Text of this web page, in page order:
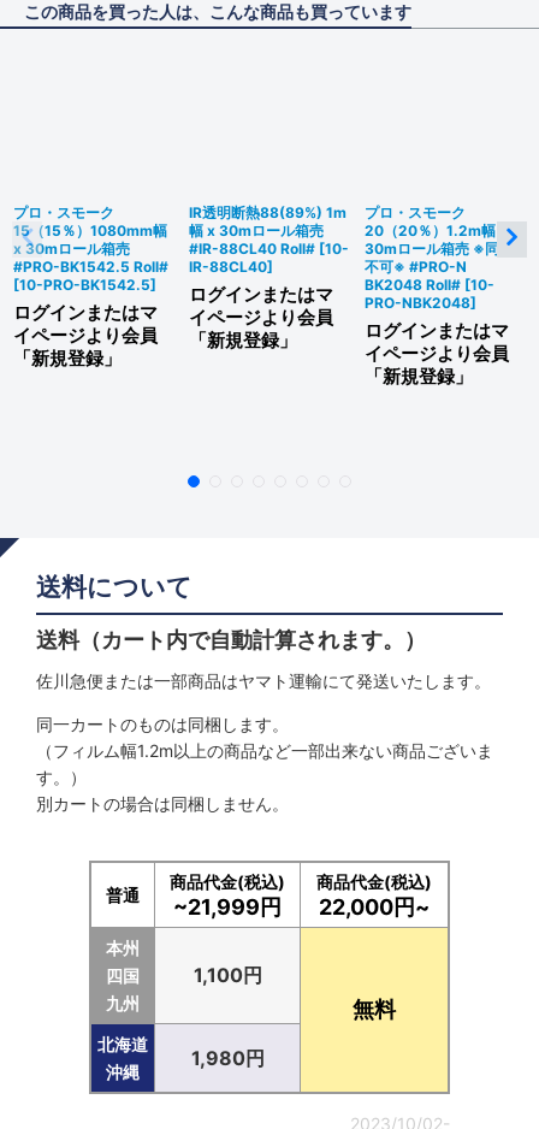
この商品を買った人は、こんな商品も買っています
プロ・スモーク
15（15％）1080mm幅
x 30mロール箱売
#PRO-BK1542.5 Roll#
[10-PRO-BK1542.5]
ログインまたはマ
イページより会員
「新規登録」
IR透明断熱88(89%) 1m
幅 x 30mロール箱売
#IR-88CL40 Roll# [10-
IR-88CL40]
ログインまたはマ
イページより会員
「新規登録」
プロ・スモーク
20（20％）1.2m幅 x
30mロール箱売 ※同梱
不可※ #PRO-N
BK2048 Roll# [10-
PRO-NBK2048]
ログインまたはマ
イページより会員
「新規登録」
送料について
送料（カート内で自動計算されます。）
佐川急便または一部商品はヤマト運輸にて発送いたします。
同一カートのものは同梱します。
（フィルム幅1.2m以上の商品など一部出来ない商品ございま
す。）
別カートの場合は同梱しません。
普通
商品代金(税込)
~21,999円
商品代金(税込)
22,000円~
本州
四国
九州
1,100円
無料
北海道
沖縄
1,980円
2023/10/02-